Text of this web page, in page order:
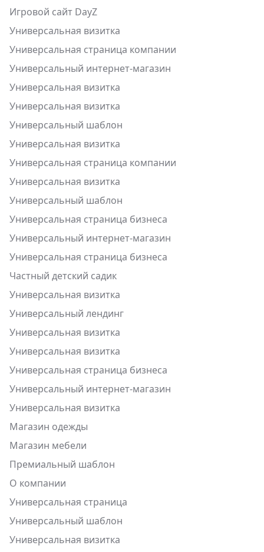
Игровой сайт DayZ
Универсальная визитка
Универсальная страница компании
Универсальный интернет-магазин
Универсальная визитка
Универсальная визитка
Универсальный шаблон
Универсальная визитка
Универсальная страница компании
Универсальная визитка
Универсальный шаблон
Универсальная страница бизнеса
Универсальный интернет-магазин
Универсальная страница бизнеса
Частный детский садик
Универсальная визитка
Универсальный лендинг
Универсальная визитка
Универсальная визитка
Универсальная страница бизнеса
Универсальный интернет-магазин
Универсальная визитка
Магазин одежды
Магазин мебели
Премиальный шаблон
О компании
Универсальная страница
Универсальный шаблон
Универсальная визитка